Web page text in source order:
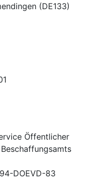
(DE133)
Öffentlicher
DOEVD-83